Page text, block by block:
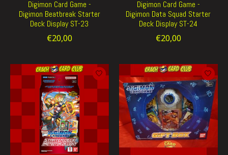
Digimon Card Game -
Digimon Beatbreak Starter
Deck Display ST-23
€20,00
Digimon Card Game -
Digimon Data Squad Starter
Deck Display ST-24
€20,00